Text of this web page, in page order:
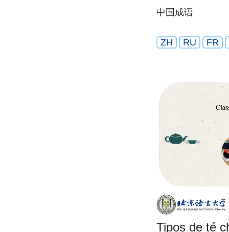
中国成语
ZH RU FR
Tipos de té